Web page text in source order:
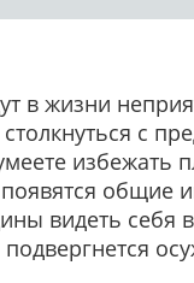
в жизни
с
избежать
общие
видеть себя